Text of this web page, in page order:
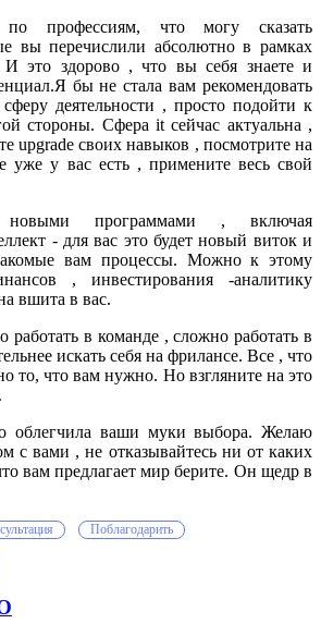
по профессиям, что могу сказать
вы перечислили абсолютно в рамках
И это здорово , что вы себя знаете и
бы не стала вам рекомендовать
деятельности , просто подойти к
стороны. Сфера it сейчас актуальна ,
upgrade своих навыков , посмотрите на
уже у вас есть , примените весь свой
новыми программами , включая
- для вас это будет новый виток и
вам процессы. Можно к этому
, инвестирования -аналитику
вшита в вас.
в команде , сложно работать в
искать себя на фрилансе. Все , что
то, что вам нужно. Но взгляните на это
облегчила ваши муки выбора. Желаю
с вами , не отказывайтесь ни от каких
вам предлагает мир берите. Он щедр в
Поблагодарить